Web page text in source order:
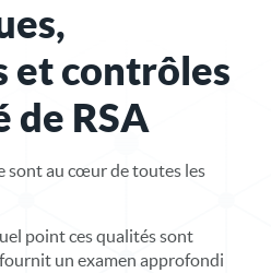
et contrôles
de RSA
sont au cœur de toutes les
point ces qualités sont
un examen approfondi